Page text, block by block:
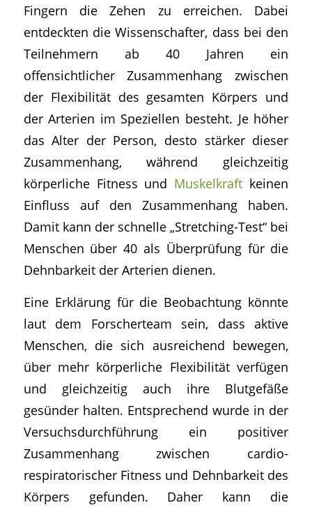
Fingern die Zehen zu erreichen. Dabei
entdeckten die Wissenschafter, dass bei den
Teilnehmern ab 40 Jahren ein
offensichtlicher Zusammenhang zwischen
der Flexibilität des gesamten Körpers und
der Arterien im Speziellen besteht. Je höher
das Alter der Person, desto stärker dieser
Zusammenhang, während gleichzeitig
körperliche Fitness und Muskelkraft keinen
Einfluss auf den Zusammenhang haben.
Damit kann der schnelle „Stretching-Test“ bei
Menschen über 40 als Überprüfung für die
Dehnbarkeit der Arterien dienen.
Eine Erklärung für die Beobachtung könnte
laut dem Forscherteam sein, dass aktive
Menschen, die sich ausreichend bewegen,
über mehr körperliche Flexibilität verfügen
und gleichzeitig auch ihre Blutgefäße
gesünder halten. Entsprechend wurde in der
Versuchsdurchführung ein positiver
Zusammenhang zwischen cardio-
respiratorischer Fitness und Dehnbarkeit des
Körpers gefunden. Daher kann die